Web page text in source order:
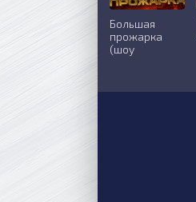
Большая
прожарка
(шоу